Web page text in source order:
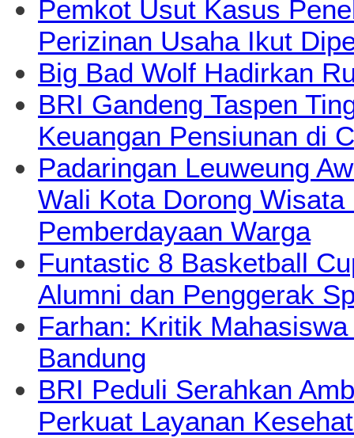
Pemkot Usut Kasus
Perizinan Usaha Ikut
Big Bad Wolf Hadirkan
BRI Gandeng Taspen
Keuangan Pensiunan di
Padaringan Leuweung
Wali Kota Dorong
Pemberdayaan Warga
Funtastic 8 Basketball
Alumni dan Penggerak
Farhan: Kritik
Bandung
BRI Peduli Serahkan
Perkuat Layanan